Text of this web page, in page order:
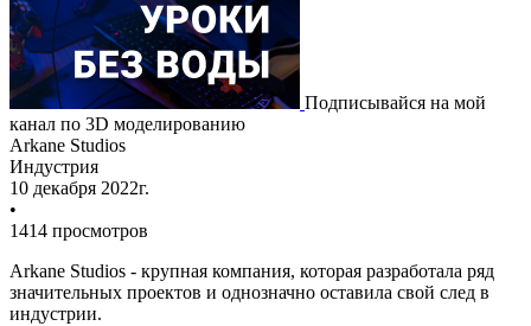
Подписывайся на мой
канал по 3D моделированию
Arkane Studios
Индустрия
10 декабря 2022г.
•
1414 просмотров
Arkane Studios - крупная компания, которая разработала ряд
значительных проектов и однозначно оставила свой след в
индустрии.